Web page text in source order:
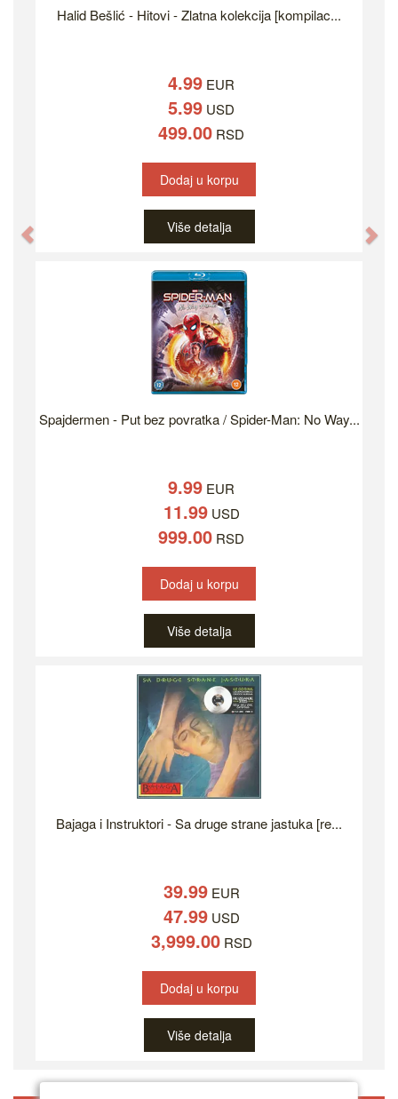
Halid Bešlić - Hitovi - Zlatna kolekcija [kompilac...
4.99 EUR
5.99 USD
499.00 RSD
Dodaj u korpu
Više detalja
Spajdermen - Put bez povratka / Spider-Man: No Way...
9.99 EUR
11.99USD
999.00 RSD
Dodaj u korpu
Više detalja
Bajaga i Instruktori - Sa druge strane jastuka [re...
39.99EUR
47.99USD
3,999.00RSD
Dodaj u korpu
Više detalja